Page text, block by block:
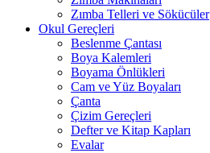
Zımba Telleri ve Sökücüler
Okul Gereçleri
Beslenme Çantası
Boya Kalemleri
Boyama Önlükleri
Cam ve Yüz Boyaları
Çanta
Çizim Gereçleri
Defter ve Kitap Kapları
Evalar